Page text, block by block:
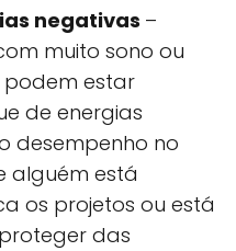
negativas –
muito sono ou
estar
de energias
desempenho no
alguém está
os projetos ou está
das